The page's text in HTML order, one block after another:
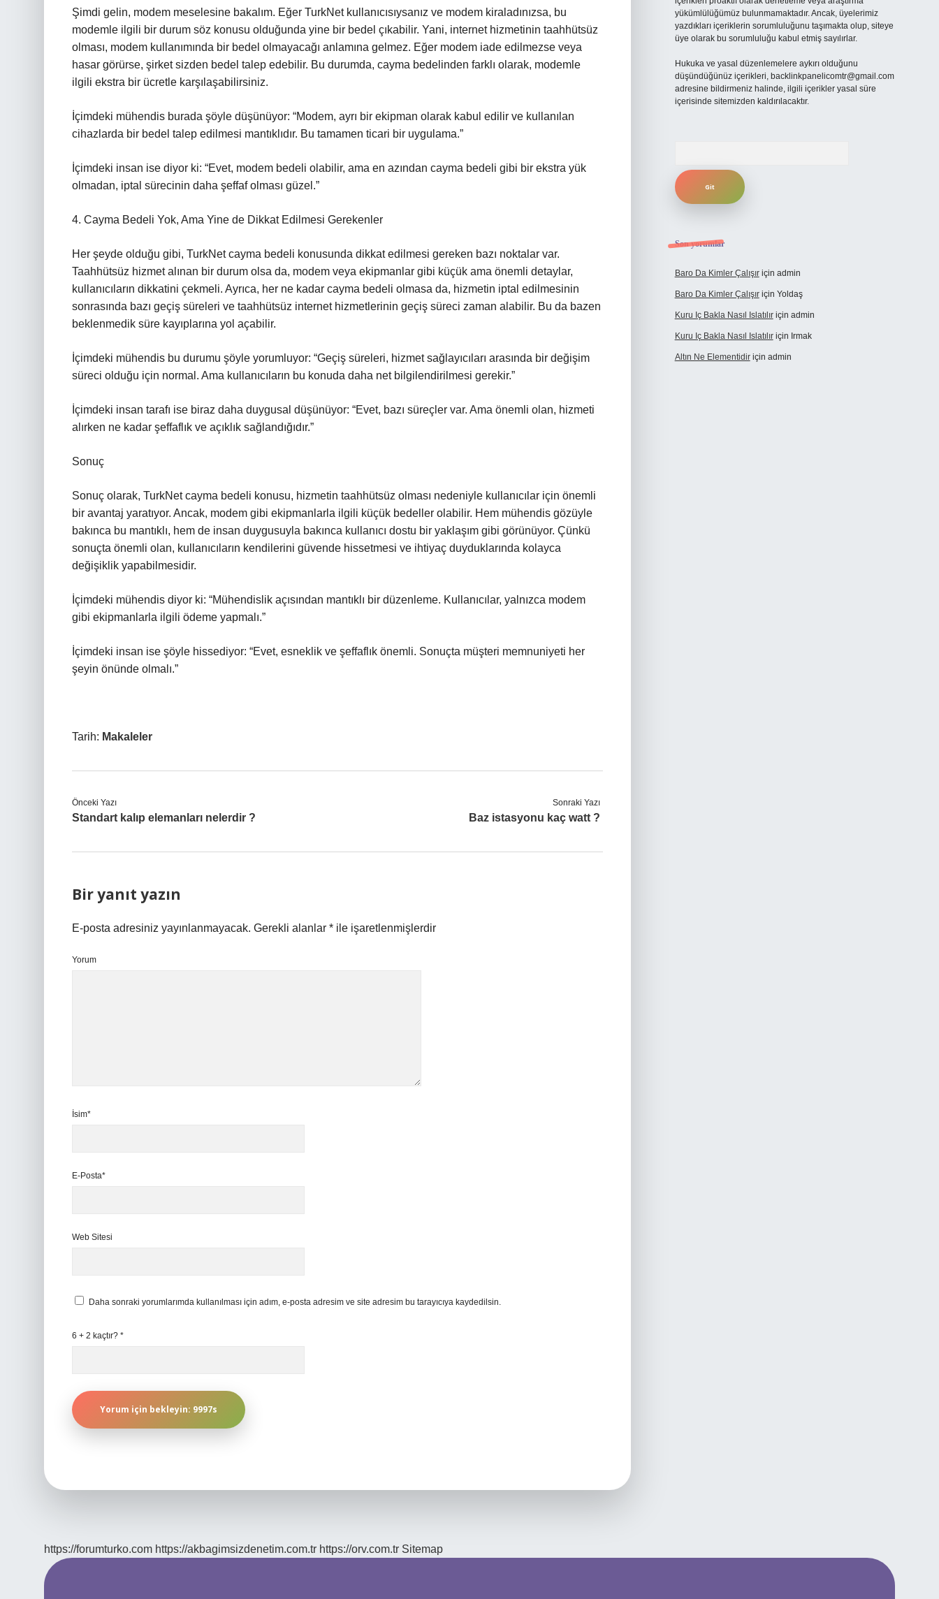
Şimdi gelin, modem meselesine bakalım. Eğer TurkNet kullanıcısıysanız ve modem kiraladınızsa, bu
modemle ilgili bir durum söz konusu olduğunda yine bir bedel çıkabilir. Yani, internet hizmetinin taahhütsüz
olması, modem kullanımında bir bedel olmayacağı anlamına gelmez. Eğer modem iade edilmezse veya
hasar görürse, şirket sizden bedel talep edebilir. Bu durumda, cayma bedelinden farklı olarak, modemle
ilgili ekstra bir ücretle karşılaşabilirsiniz.
İçimdeki mühendis burada şöyle düşünüyor: “Modem, ayrı bir ekipman olarak kabul edilir ve kullanılan
cihazlarda bir bedel talep edilmesi mantıklıdır. Bu tamamen ticari bir uygulama.”
İçimdeki insan ise diyor ki: “Evet, modem bedeli olabilir, ama en azından cayma bedeli gibi bir ekstra yük
olmadan, iptal sürecinin daha şeffaf olması güzel.”
4. Cayma Bedeli Yok, Ama Yine de Dikkat Edilmesi Gerekenler
Her şeyde olduğu gibi, TurkNet cayma bedeli konusunda dikkat edilmesi gereken bazı noktalar var.
Taahhütsüz hizmet alınan bir durum olsa da, modem veya ekipmanlar gibi küçük ama önemli detaylar,
kullanıcıların dikkatini çekmeli. Ayrıca, her ne kadar cayma bedeli olmasa da, hizmetin iptal edilmesinin
sonrasında bazı geçiş süreleri ve taahhütsüz internet hizmetlerinin geçiş süreci zaman alabilir. Bu da bazen
beklenmedik süre kayıplarına yol açabilir.
İçimdeki mühendis bu durumu şöyle yorumluyor: “Geçiş süreleri, hizmet sağlayıcıları arasında bir değişim
süreci olduğu için normal. Ama kullanıcıların bu konuda daha net bilgilendirilmesi gerekir.”
İçimdeki insan tarafı ise biraz daha duygusal düşünüyor: “Evet, bazı süreçler var. Ama önemli olan, hizmeti
alırken ne kadar şeffaflık ve açıklık sağlandığıdır.”
Sonuç
Sonuç olarak, TurkNet cayma bedeli konusu, hizmetin taahhütsüz olması nedeniyle kullanıcılar için önemli
bir avantaj yaratıyor. Ancak, modem gibi ekipmanlarla ilgili küçük bedeller olabilir. Hem mühendis gözüyle
bakınca bu mantıklı, hem de insan duygusuyla bakınca kullanıcı dostu bir yaklaşım gibi görünüyor. Çünkü
sonuçta önemli olan, kullanıcıların kendilerini güvende hissetmesi ve ihtiyaç duyduklarında kolayca
değişiklik yapabilmesidir.
İçimdeki mühendis diyor ki: “Mühendislik açısından mantıklı bir düzenleme. Kullanıcılar, yalnızca modem
gibi ekipmanlarla ilgili ödeme yapmalı.”
İçimdeki insan ise şöyle hissediyor: “Evet, esneklik ve şeffaflık önemli. Sonuçta müşteri memnuniyeti her
şeyin önünde olmalı.”
Tarih: Makaleler
Önceki Yazı
Standart kalıp elemanları nelerdir ?
Sonraki Yazı
Baz istasyonu kaç watt ?
Bir yanıt yazın
E-posta adresiniz yayınlanmayacak. Gerekli alanlar * ile işaretlenmişlerdir
Yorum
İsim*
E-Posta*
Web Sitesi
Daha sonraki yorumlarımda kullanılması için adım, e-posta adresim ve site adresim bu tarayıcıya kaydedilsin.
6 + 2 kaçtır? *
https://forumturko.com https://akbagimsizdenetim.com.tr https://orv.com.tr Sitemap
yükümlülüğümüz bulunmamaktadır. Ancak, üyelerimiz
yazdıkları içeriklerin sorumluluğunu taşımakta olup, siteye
üye olarak bu sorumluluğu kabul etmiş sayılırlar.
Hukuka ve yasal düzenlemelere aykırı olduğunu
düşündüğünüz içerikleri, backlinkpanelicomtr@gmail.com
adresine bildirmeniz halinde, ilgili içerikler yasal süre
içerisinde sitemizden kaldırılacaktır.
Son yorumlar
Baro Da Kimler Çalışıriçin admin
Baro Da Kimler Çalışıriçin Yoldaş
Kuru Iç Bakla Nasıl Islatılıriçin admin
Kuru Iç Bakla Nasıl Islatılıriçin Irmak
Altın Ne Elementidiriçin admin